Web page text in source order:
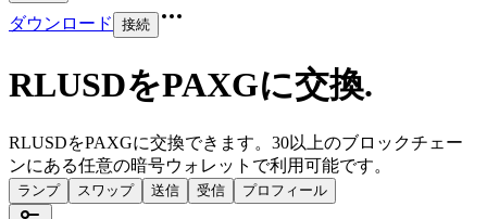
ダウンロード 接続
RLUSDをPAXGに交換.
RLUSDをPAXGに交換できます。30以上のブロックチェー
ンにある任意の暗号ウォレットで利用可能です。
ランプ スワップ 送信 受信 プロフィール